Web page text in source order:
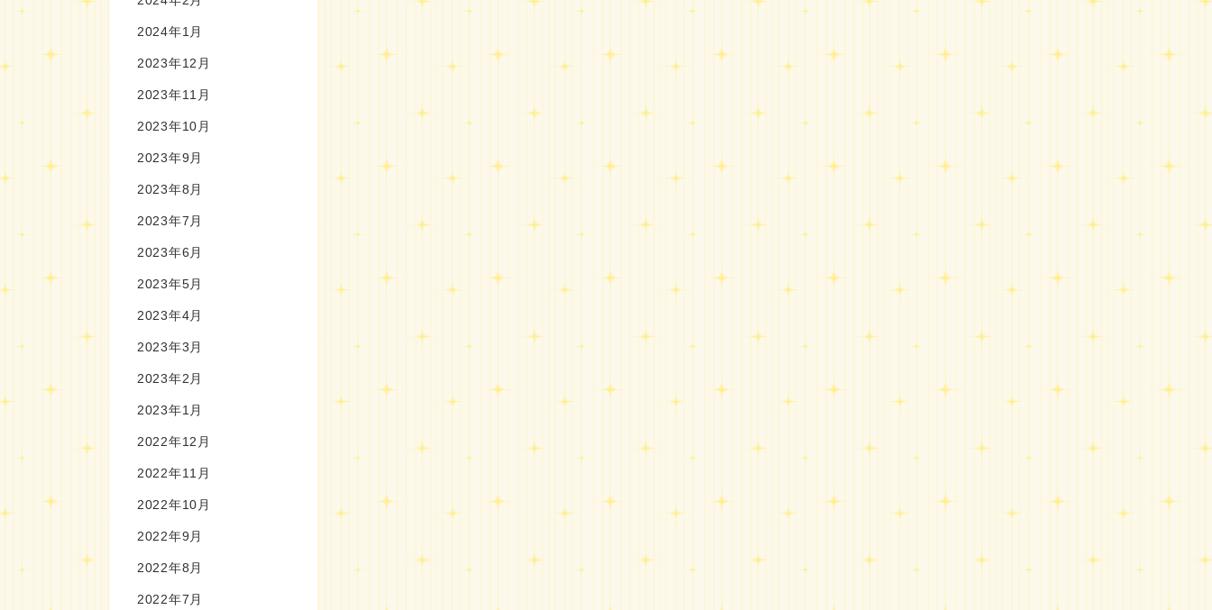
2024年1月
2023年12月
2023年11月
2023年10月
2023年9月
2023年8月
2023年7月
2023年6月
2023年5月
2023年4月
2023年3月
2023年2月
2023年1月
2022年12月
2022年11月
2022年10月
2022年9月
2022年8月
2022年7月